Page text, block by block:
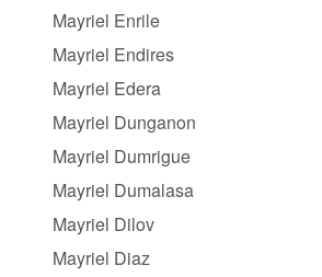
Mayriel Enrile
Mayriel Endires
Mayriel Edera
Mayriel Dunganon
Mayriel Dumrigue
Mayriel Dumalasa
Mayriel Dilov
Mayriel Diaz